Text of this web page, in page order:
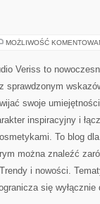
MOŻLIWOŚĆ
Veriss to
sprawdzonym
swoje
inspiracyjny i
To blog
można znaleźć
i nowości.
się